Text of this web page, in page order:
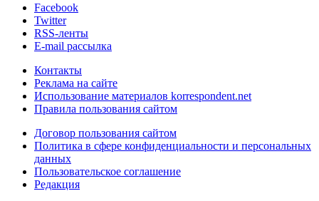
Facebook
Twitter
RSS-ленты
E-mail рассылка
Контакты
Реклама на сайте
Использование материалов korrespondent.net
Правила пользования сайтом
Договор пользования сайтом
Политика в сфере конфиденциальности и персональных
данных
Пользовательское соглашение
Редакция